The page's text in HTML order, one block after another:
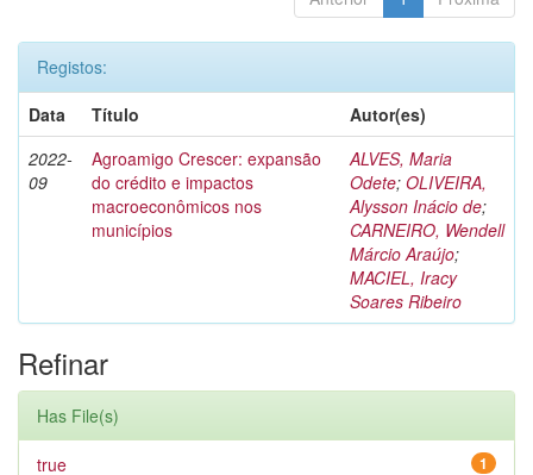
Registos:
Data
Título
Autor(es)
2022-
09
Agroamigo Crescer: expansão
do crédito e impactos
macroeconômicos nos
municípios
ALVES, Maria
Odete; OLIVEIRA,
Alysson Inácio de;
CARNEIRO, Wendell
Márcio Araújo;
MACIEL, Iracy
Soares Ribeiro
Refinar
Has File(s)
1
true